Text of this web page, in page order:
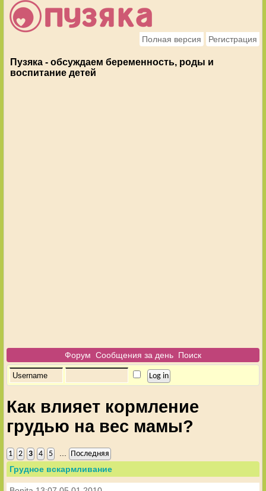
Полная версия Регистрация
Пузяка - обсуждаем беременность, роды и
воспитание детей
Форум Сообщения за день Поиск
Как влияет кормление
грудью на вес мамы?
1 2 3 4 5 Последняя
Грудное вскармливание